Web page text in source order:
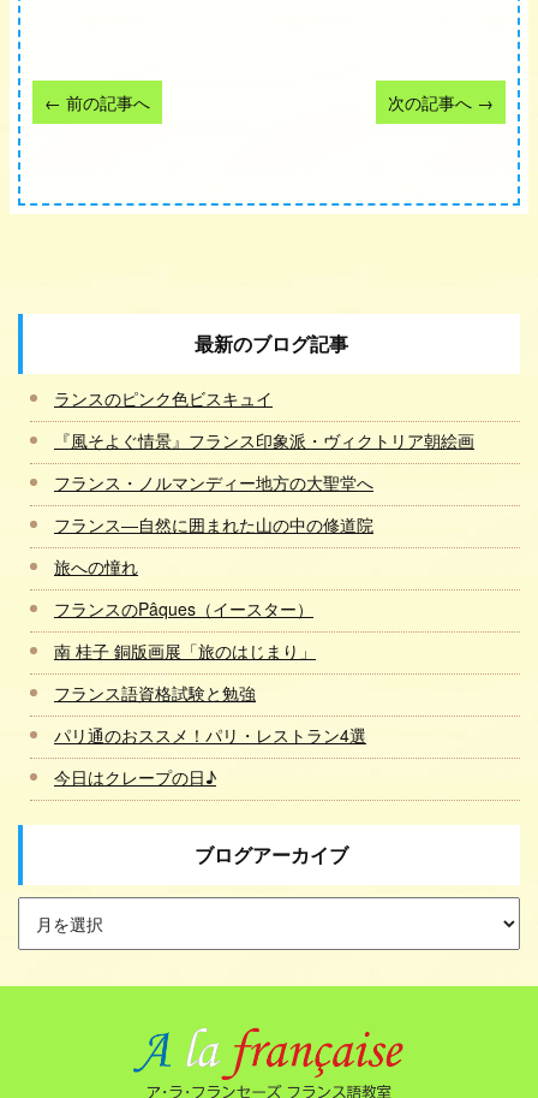
← 前の記事へ 次の記事へ →
最新のブログ記事
ランスのピンク色ビスキュイ
『風そよぐ情景』フランス印象派・ヴィクトリア朝絵画
フランス・ノルマンディー地方の大聖堂へ
フランス―自然に囲まれた山の中の修道院
旅への憧れ
フランスのPâques（イースター）
南 桂子 銅版画展「旅のはじまり」
フランス語資格試験と勉強
パリ通のおススメ！パリ・レストラン4選
今日はクレープの日♪
ブログアーカイブ